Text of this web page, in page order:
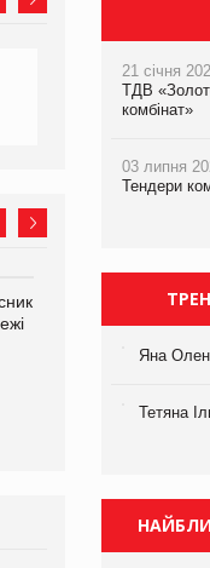
Олексій
Файно маркет
21 січня
ТДВ
комбінат»
03 липня
Тендери
Яна
Тетяна